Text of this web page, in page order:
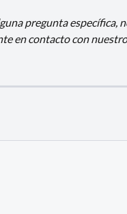
pregunta específica,
en contacto con